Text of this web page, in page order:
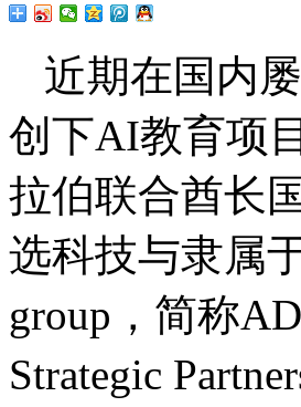
近期在国内
创下AI教育项
拉伯联合酋长
选科技与隶属
group，简称
Strategic